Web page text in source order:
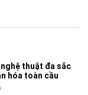
thuật đa sắc
hóa toàn cầu